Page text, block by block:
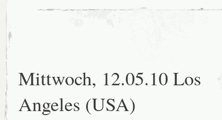
Mittwoch, 12.05.10 Los
Angeles (USA)